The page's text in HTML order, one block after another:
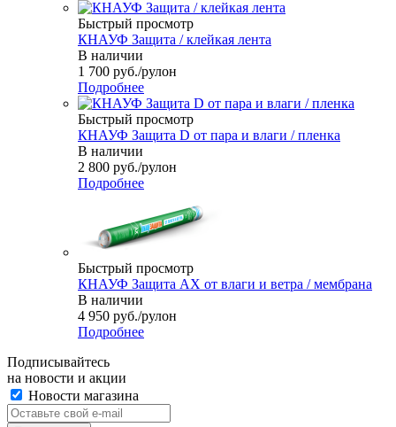
Быстрый просмотр
КНАУФ Защита / клейкая лента
В наличии
1 700 руб./рулон
Подробнее
Быстрый просмотр
КНАУФ Защита D от пара и влаги / пленка
В наличии
2 800 руб./рулон
Подробнее
Быстрый просмотр
КНАУФ Защита AX от влаги и ветра / мембрана
В наличии
4 950 руб./рулон
Подробнее
Подписывайтесь
на новости и акции
Новости магазина